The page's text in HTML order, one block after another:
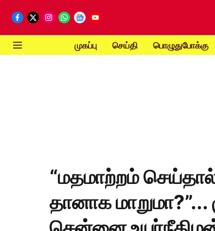
முகப்பு செய்தி பொழுதுபோக்கு
“மதமாற்றம்
தானாக